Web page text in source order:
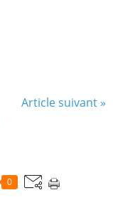
Article suivant »
0